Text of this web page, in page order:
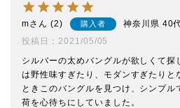
m 2 購入者 神奈川県 40
投稿日
2021/05/05
シルバーの太めバングルが欲しくて探
は野性味すぎたり、モダンすぎたりと
ときこのバングルを見つけ、シンプル
荷を心待ちにしていました。